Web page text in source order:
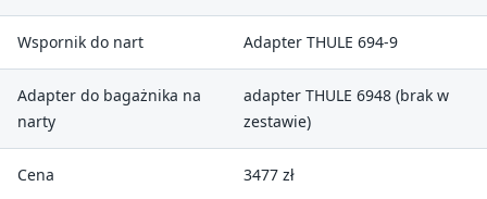
Wspornik do nart Adapter THULE 694-9
Adapter do bagażnika na
narty
adapter THULE 6948 (brak w
zestawie)
Cena 3477 zł